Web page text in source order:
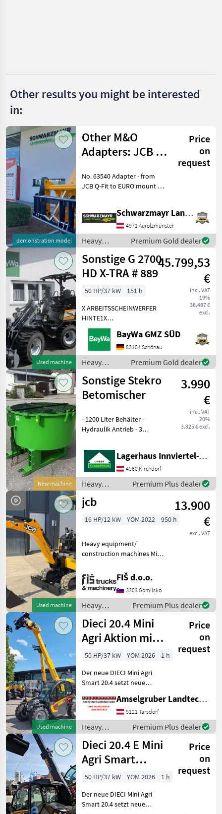
Claas
Show
all 35
MARKETPLACE
Marketplace
Dealer
offers
Classifieds
Other results you might be interested
in:
demonstration model
Other M&O
Adapters: JCB Q
Price
on
request
No. 63540 Adapter - from
JCB Q-Fit to EURO mount -
capacity VFG—used The
sales team at Schwarzmayr
would be h
Schwarzmayr Landtechnik GmbH - Aurolzmünster
4971 Aurolzmünster
Heavy
equipment/
construction
machines /
Sonstige
Premium Gold dealer
Used machine
Sonstige G 2700
HD X-TRA # 889
45.799,53
€
incl. VAT
19%
38.487 €
excl.
50 HP/37 kW
151 h
X ARBEITSSCHEINWERFER
HINTE1X
ARBEITSSCHEINWERFER
VORNE1X
HECKGEWICHTSPLATTE 62
KG1X
HYDRAULIKKREISLAUF
DPPPEL31X15.50-15
SKIDDATENBESCHEINIGUNG
BRD 20 KMDRUCKFREIER
BayWa GMZ SÜD
83104 Schönau
Heavy
equipment/
construction
machines /
Sonstige
Premium Gold dealer
New machine
Sonstige Stekro
Betomischer
3.990
€
incl. VAT
20%
3.325 € excl.
- 1200 Liter Behälter -
Hydraulik Antrieb - 3
Stapleraufnahme -
Auslaufschieber hinten und
rechts - Auslaufrutsche -
Sackaufreißer
Lagerhaus Innviertel-Traunviertel-Urfahr eGen, Kirchdorf
4560 Kirchdorf
Heavy
equipment/
construction
Sonstige
Premium Plus dealer
Used machine
jcb
13.900
€
excl. VAT
16 HP/12 kW YOM 2022 950 h
Heavy equipment/
construction machines Mini
FIŠ d.o.o.
3303 Gomilsko
Heavy
equipment/
construction
machines /
JCB
Premium Plus dealer
Used machine
Dieci 20.4 Mini
Agri Aktion mit
Österreichpaket
Price
on
request
50 HP/37 kW YOM 2026
1 h
Der neue DIECI Mini Agri
Smart 20.4 setzt neue
Teleskopladermarkt. Stufe
5 Motor - -Größte Kabine
(Baugleich vom Modell 26.6
Mini Agri) -50
Amselgruber Landtechnik GmbH
5121 Tarsdorf
Heavy
equipment/
construction
machines /
Dieci
Premium Plus dealer
Dieci 20.4 E Mini
Agri Smart
ELEKTRO
Teleskoplader
TOP
Price
on
request
50 HP/37 kW YOM 2026
1 h
Der neue DIECI Mini Agri
Smart 20.4 setzt neue